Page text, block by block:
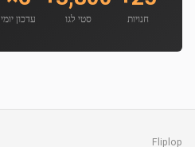
חנויות סטי לגו עדכון יומי
Fliplop